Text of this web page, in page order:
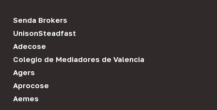
Senda Brokers
UnisonSteadfast
Adecose
Colegio de Mediadores de Valencia
Agers
Aprocose
Aemes